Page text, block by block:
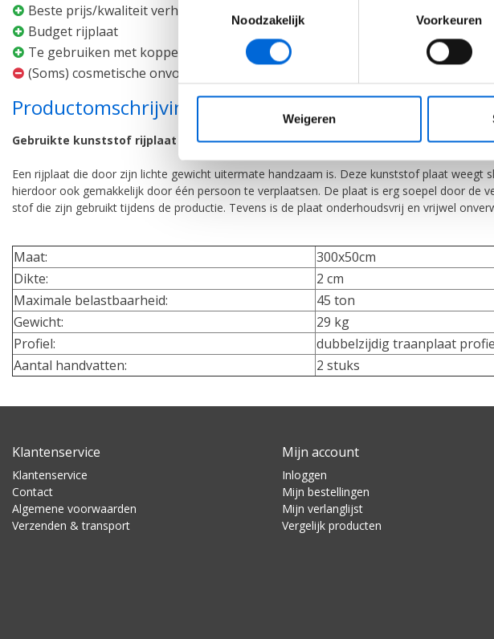
Noodzakelijk
Voorkeuren
Weigeren
Beste prijs/kwaliteit verhouding
Budget rijplaat
Te gebruiken met koppelstukken (stalen variant)
(Soms) cosmetische onvolkomenheden zoals dikteverschil per plaat
Productomschrijving
Gebruikte kunststof rijplaat 300x50x2cm
Een rijplaat die door zijn lichte gewicht uitermate handzaam is. Deze kunststof plaat weegt
hierdoor ook gemakkelijk door één persoon te verplaatsen. De plaat is erg soepel door de
stof die zijn gebruikt tijdens de productie. Tevens is de plaat onderhoudsvrij en vrijwel
Maat:
300x50cm
Dikte:
2 cm
Maximale belastbaarheid:
45 ton
Gewicht:
29 kg
Profiel:
dubbelzijdig traanplaat
Aantal handvatten: 2 stuks
1,8cm
Max. belasting 40 ton
EUR 80,00 Excl. btw
Stalen
Verzinkt
EUR 8,95
Klantenservice
Klantenservice
Contact
Algemene voorwaarden
Verzenden & transport
Mijn account
Inloggen
Mijn bestellingen
Mijn verlanglijst
Vergelijk producten